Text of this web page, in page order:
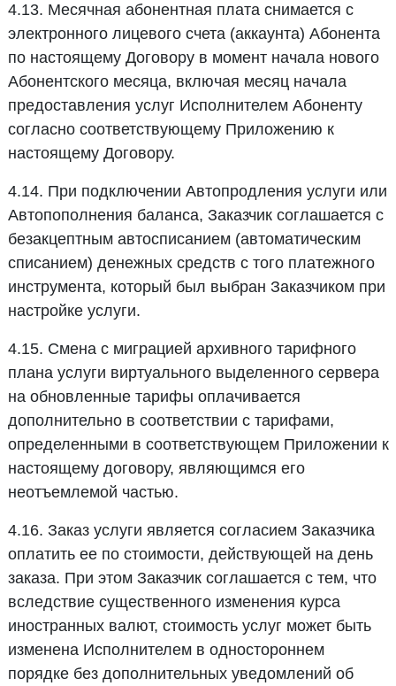
4.13. Месячная абонентная плата снимается с
электронного лицевого счета (аккаунта) Абонента
по настоящему Договору в момент начала нового
Абонентского месяца, включая месяц начала
предоставления услуг Исполнителем Абоненту
согласно соответствующему Приложению к
настоящему Договору.
4.14. При подключении Автопродления услуги или
Автопополнения баланса, Заказчик соглашается с
безакцептным автосписанием (автоматическим
списанием) денежных средств с того платежного
инструмента, который был выбран Заказчиком при
настройке услуги.
4.15. Смена с миграцией архивного тарифного
плана услуги виртуального выделенного сервера
на обновленные тарифы оплачивается
дополнительно в соответствии с тарифами,
определенными в соответствующем Приложении к
настоящему договору, являющимся его
неотъемлемой частью.
4.16. Заказ услуги является согласием Заказчика
оплатить ее по стоимости, действующей на день
заказа. При этом Заказчик соглашается с тем, что
вследствие существенного изменения курса
иностранных валют, стоимость услуг может быть
изменена Исполнителем в одностороннем
порядке без дополнительных уведомлений об